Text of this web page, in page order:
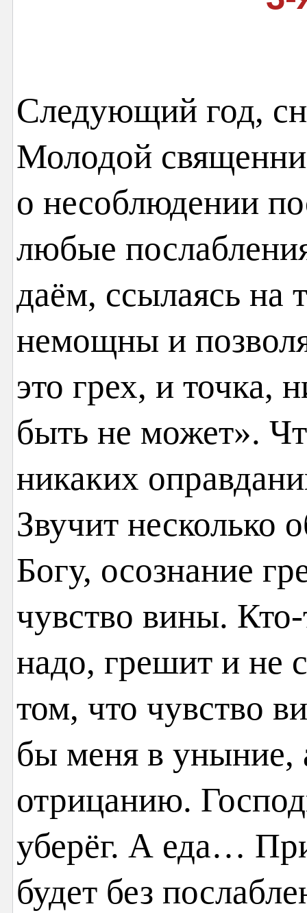
Следующий год,
Молодой
о несоблюдении
любые
даём, ссылаясь на
немощны и
это грех, и точка,
быть не может».
никаких
Звучит несколько
Богу, осознание
чувство вины.
надо, грешит и не
том, что чувство
бы меня в
отрицанию.
уберёг. А еда…
будет без